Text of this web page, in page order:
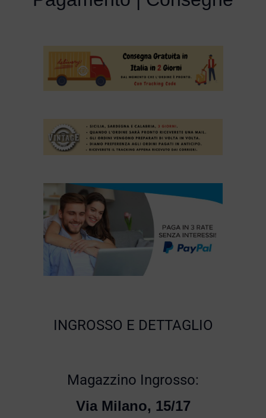
INGROSSO E DETTAGLIO
Magazzino Ingrosso:
Via Milano, 15/17